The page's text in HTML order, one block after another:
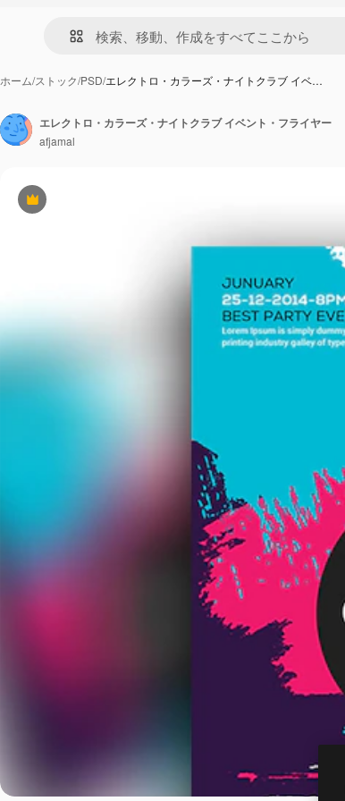
ホーム/ストック/PSD/エレクトロ・カラーズ・ナイトクラブ イベ…
Premium
エレクトロ・カラーズ・ナイトクラブ イベント・フライヤー
afjamal